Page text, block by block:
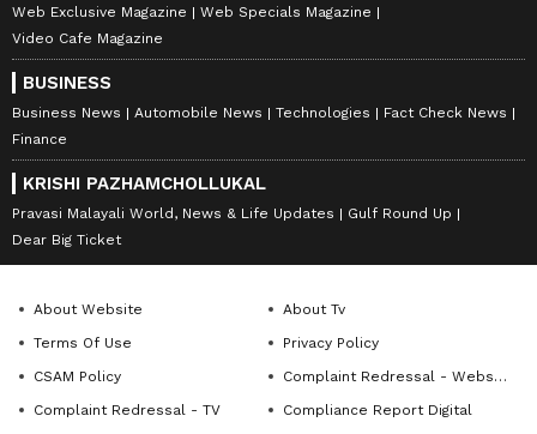
Web Exclusive Magazine
Web Specials Magazine
Video Cafe Magazine
BUSINESS
Business News Automobile News Technologies
Fact Check News
Finance
KRISHI PAZHAMCHOLLUKAL
Pravasi Malayali World, News & Life Updates
Gulf Round Up
Dear Big Ticket
About Website
About Tv
Terms Of Use
Privacy Policy
CSAM Policy
Complaint Redressal - Website
Complaint Redressal - TV
Compliance Report Digital